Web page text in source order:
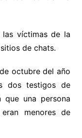
las víctimas de la
de chats.
octubre del año
dos testigos de
que una persona
menores de